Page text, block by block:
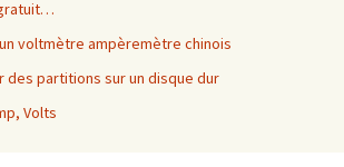
voltmètre ampèremètre chinois
des partitions sur un disque dur
Volts